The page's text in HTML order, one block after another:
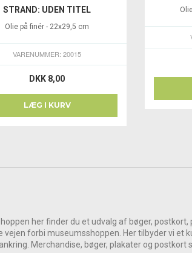
STRAND: UDEN TITEL
Olie på finér - 22x29,5 cm
VARENUMMER: 20015
DKK 8,00
LÆG I KURV
her finder du et udvalg af bøger,
vejen forbi museumsshoppen. Her tilbyder vi et
Merchandise, bøger, plakater og postkort